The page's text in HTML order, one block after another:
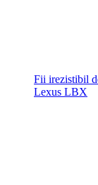
Fii irezistibil
Lexus LBX